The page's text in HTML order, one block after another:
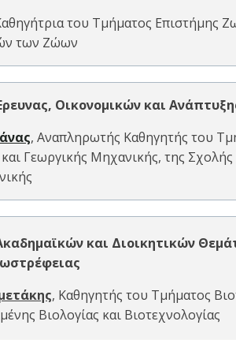
του Τμήματος Επιστήμης
των Ζώων
Οικονομικών και
, Αναπληρωτής Καθηγητής του
Γεωργικής Μηχανικής, της Σχολής
και Διοικητικών
, Καθηγητής του Τμήματος
Βιολογίας και Βιοτεχνολογίας